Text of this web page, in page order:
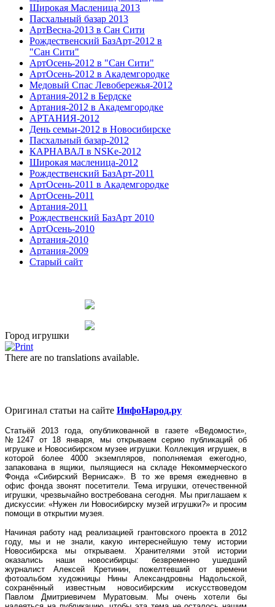
Широкая Масленица 2013
Пасхальный базар 2013
АртВесна-2013 в Сан Сити
Рождественский БазАрт-2012 в
"Сан Сити"
АртОсень-2012 в "Сан Сити"
АртОсень-2012 в Академгородке
Медовый Спас Левобережья-2012
Артания-2012 в Бердске
Артания-2012 в Академгородке
АРТАНИЯ-2012
День семьи-2012 в Новосибирске
Пасхальный базар-2012
КАРНАВАЛ в NSKe-2012
Широкая масленица-2012
Рождественский БазАрт-2011
АртОсень-2011 в Академгородке
АртОсень-2011
Артания-2011
Рождественский БазАрт 2010
АртОсень-2010
Артания-2010
Артания-2009
Старый сайт
Город игрушки
There are no translations available.
Оригинал статьи на сайте ИнфоНарод.ру
Статьёй 2013 года, опубликованной в газете «Ведомости»,
№1247 от 18 января, мы открываем серию публикаций об
игрушке и Новосибирском музее игрушки. Коллекция игрушек, в
которой более 4000 экземпляров, пополняемая ежегодно,
запакована в ящики, пылящиеся на складе Некоммерческого
Фонда «Сибирский Вернисаж». В то же время ежедневно в
офис фонда звонят посетители. Тема игрушки, отечественной
игрушки, чрезвычайно востребована сегодня. Мы приглашаем к
дискуссии: «Нужен ли Новосибирску музей игрушки?» и просим
помощи в открытии музея.
Начиная работу над реализацией грантовского проекта в 2012
году, мы и не знали, какую интереснейшую тему истории
Новосибирска мы открываем. Хранителями этой истории
оказались наши новосибирцы: безвременно ушедший
журналист Алексей Кретинин, пожелтевший от времени
фотоальбом художницы Нины Александровны Надольской,
сохранённый известным новосибирским искусствоведом
Павлом Дмитриевичем Муратовым. Мы очень хотели бы